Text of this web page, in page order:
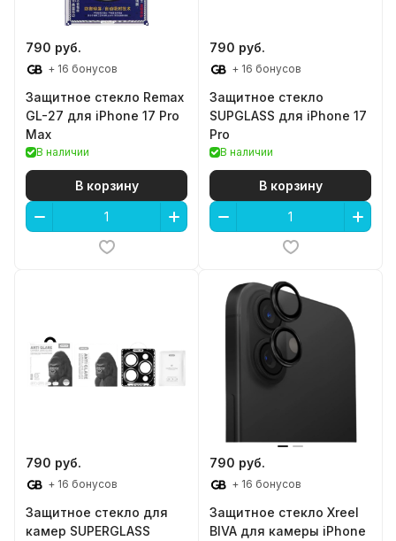
790 руб.
+ 16 бонусов
Защитное стекло Remax
GL-27 для iPhone 17 Pro
Max
В наличии
В корзину
790 руб.
+ 16 бонусов
Защитное стекло
SUPGLASS для iPhone 17
Pro
В наличии
В корзину
790 руб.
+ 16 бонусов
Защитное стекло для
камер SUPERGLASS
790 руб.
+ 16 бонусов
Защитное стекло Xreel
BIVA для камеры iPhone